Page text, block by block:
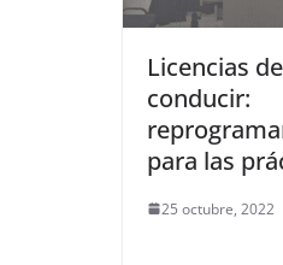
Licencias de
conducir:
para las
25 octubre, 2022